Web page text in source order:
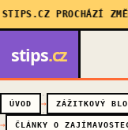
PROCHÁZÍ
stips.cz
ÚVOD ZÁŽITKOVÝ
ČLÁNKY O